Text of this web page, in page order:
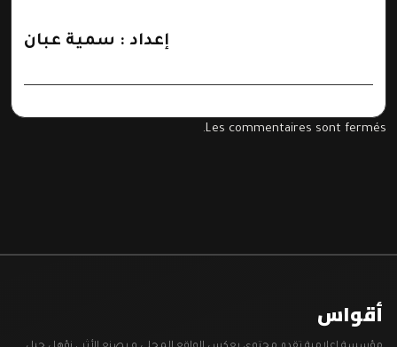
إعداد : سمية عبان
Les commentaires sont fermés.
أقواس